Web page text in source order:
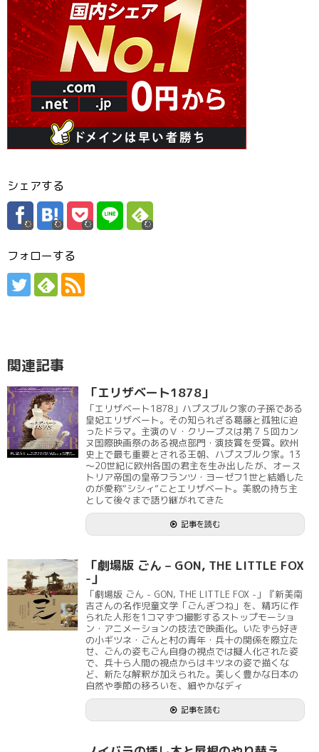
シェアする
フォローする
関連記事
「エリザベート1878」
「エリザベート1878」ハプスブルク家の子孫である
皇妃エリザベート。その知られざる葛藤と孤独に迫
ったドラマ。主演のＶ・クリープスは第７５回カン
ヌ国際映画祭のある視点部門・演技賞を受賞。欧州
史上で最も重要とされる王朝、ハプスブルク家。13
～20世紀に欧州各国の君主を生み出したが、オース
トリア帝国の皇帝フランツ・ヨーゼフ1世と結婚した
のが愛称“シシィ”ことエリザベート。美貌の持ち主
として後々まで語り継がれてきた
記事を読む
「劇場版 ごん – GON, THE LITTLE FOX
-」
「劇場版 ごん - GON, THE LITTLE FOX -」『新美南
吉さんの名作児童文学「ごんぎつね」を、精巧に作
られた人形を1コマずつ撮影するストップモーショ
ン・アニメーションの技法で映画化。いたずら好き
の小ギツネ・ごんと村の青年・兵十の関係を際立た
せ、ごんの姿もごん自身の視点では擬人化された姿
で、兵十ら人間の視点からはキツネの姿で描くな
ど、新たな解釈が加えられた。美しく豊かな日本の
自然や季節の移ろいを、細やかなディ
記事を読む